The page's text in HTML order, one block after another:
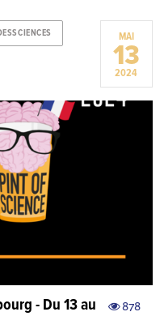
MAI
13
2024
878
- Du 13 au